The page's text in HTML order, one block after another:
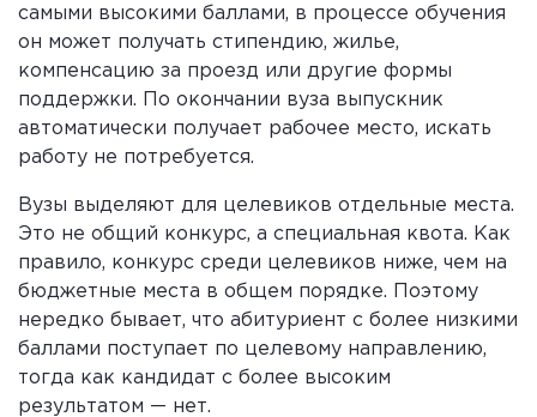
самыми высокими баллами, в процессе обучения
он может получать стипендию, жилье,
компенсацию за проезд или другие формы
поддержки. По окончании вуза выпускник
автоматически получает рабочее место, искать
работу не потребуется.
Вузы выделяют для целевиков отдельные места.
Это не общий конкурс, а специальная квота. Как
правило, конкурс среди целевиков ниже, чем на
бюджетные места в общем порядке. Поэтому
нередко бывает, что абитуриент с более низкими
баллами поступает по целевому направлению,
тогда как кандидат с более высоким
результатом — нет.